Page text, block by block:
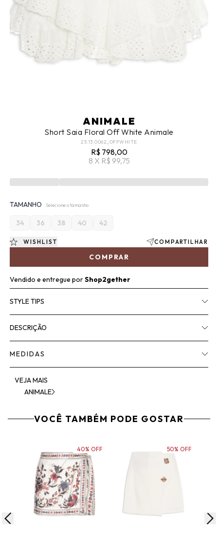
ANIMALE
Short Saia Floral Off White Animale
25.13.0062_OFFWHITE
R$ 798,00
8 X R$ 99,75
TAMANHO Selecione o tamanho
34 36 38 40 42
COMPRAR
WISHLIST COMPARTILHAR
Vendido e entregue porShop2gether
STYLE TIPS
DESCRIÇÃO
MEDIDAS
VEJA MAIS
ANIMALE
VOCÊ TAMBÉM PODE GOSTAR
40% OFF 50% OFF